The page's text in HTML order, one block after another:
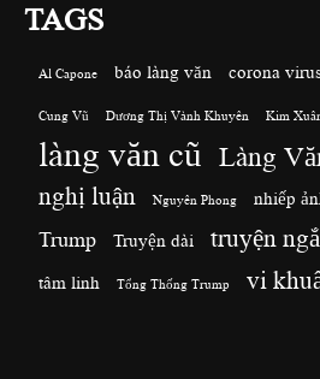
TAGS
Al Capone báo làng văn corona
Cung Vũ Dương Thị Vành Khuyên Kim
làng văn cũ Làng
nghị luận Nguyên Phong nhiếp
Trump Truyện dài truyện
tâm linh Tổng Thống Trump vi